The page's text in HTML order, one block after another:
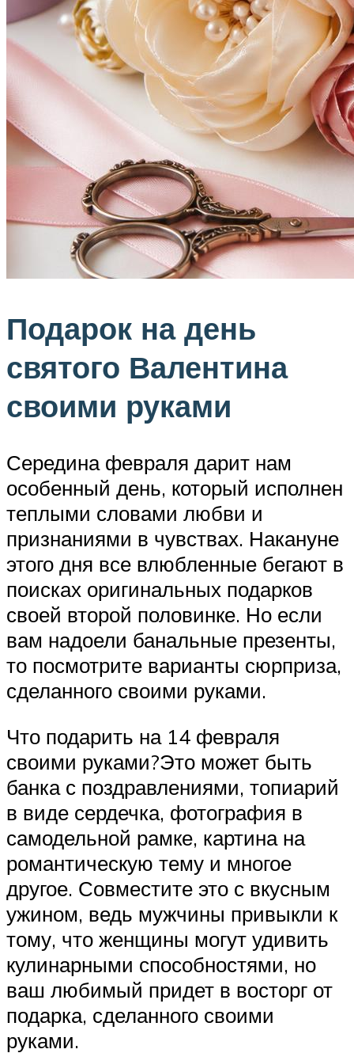
Подарок на день
святого Валентина
своими руками
Середина февраля дарит нам
особенный день, который исполнен
теплыми словами любви и
признаниями в чувствах. Накануне
этого дня все влюбленные бегают в
поисках оригинальных подарков
своей второй половинке. Но если
вам надоели банальные презенты,
то посмотрите варианты сюрприза,
сделанного своими руками.
Что подарить на 14 февраля
своими руками?Это может быть
банка с поздравлениями, топиарий
в виде сердечка, фотография в
самодельной рамке, картина на
романтическую тему и многое
другое. Совместите это с вкусным
ужином, ведь мужчины привыкли к
тому, что женщины могут удивить
кулинарными способностями, но
ваш любимый придет в восторг от
подарка, сделанного своими
руками.